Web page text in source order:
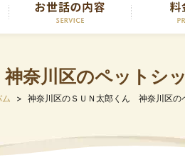
奈川区のペットシ
神奈川区のＳＵＮ太郎くん 神奈川区の